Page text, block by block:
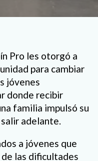
Pro les otorgó a
para cambiar
jóvenes
donde recibir
familia impulsó su
adelante.
a jóvenes que
las dificultades